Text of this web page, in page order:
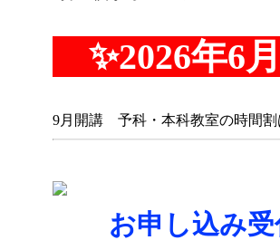
✨2026年6月
9月開講 予科・本科教室の時間割
お申し込み受